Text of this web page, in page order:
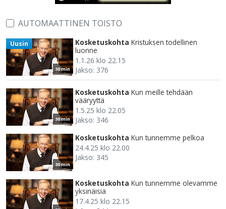
AUTOMAATTINEN TOISTO
30 min
Uusin Kosketuskohta Kristuksen todellinen
luonne
1.1.26 klo 22.15
Jakso: 376
30 min
Kosketuskohta Kun meille tehdään
vääryyttä
1.5.25 klo 22.05
Jakso: 346
30 min
Kosketuskohta Kun tunnemme pelkoa
24.4.25 klo 22.00
Jakso: 345
Kosketuskohta Kun tunnemme olevamme
yksinäisiä
17.4.25 klo 22.15